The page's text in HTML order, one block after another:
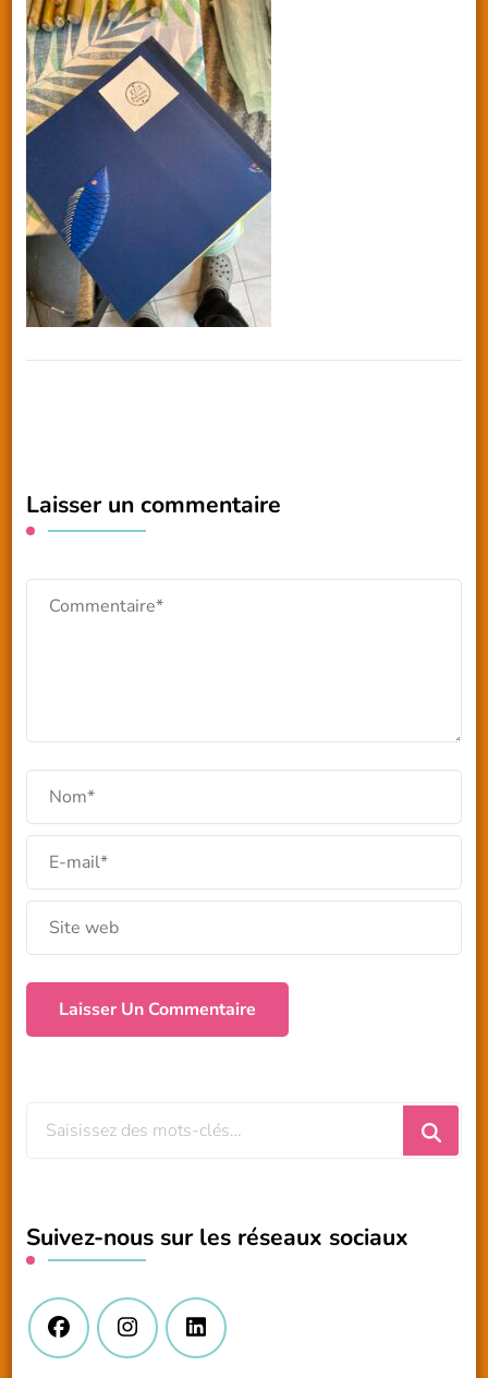
Laisser un commentaire
?
Suivez-nous sur les réseaux sociaux